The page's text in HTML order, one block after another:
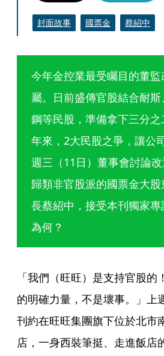
封面故事 國票金 蔡紹中
今年金控業最受矚目的董
屬。日前盛傳官股結合耐
鋼等民股，準備拿下三分
年來，2大民股之爭，讓公
週三（11日）董事會討論
歸類非官股派的國票金大
長蔡紹中，接受本刊獨家
為何？
「我們（旺旺）是支持官股
的明確力量，不是壞事。」上
刊約在旺旺集團旗下位於北市
店，一身西裝筆挺、走進飯店